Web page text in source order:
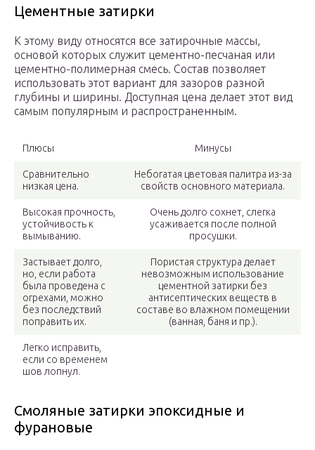
Цементные затирки
К этому виду относятся все затирочные массы,
основой которых служит цементно-песчаная или
цементно-полимерная смесь. Состав позволяет
использовать этот вариант для зазоров разной
глубины и ширины. Доступная цена делает этот вид
самым популярным и распространенным.
Плюсы Минусы
Сравнительно
низкая цена.
Небогатая цветовая палитра из-за
свойств основного материала.
Высокая прочность,
устойчивость к
вымыванию.
Очень долго сохнет, слегка
усаживается после полной
просушки.
Застывает долго,
но, если работа
была проведена с
огрехами, можно
без последствий
поправить их.
Пористая структура делает
невозможным использование
цементной затирки без
антисептических веществ в
составе во влажном помещении
(ванная, баня и пр.).
Легко исправить,
если со временем
шов лопнул.
Смоляные затирки эпоксидные и
фурановые